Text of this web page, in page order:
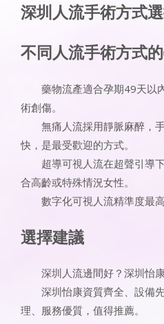
深圳人流手術方式
不同人流手術方式的
藥物流產適合孕期49天以
術創傷。
無痛人流採用靜脈麻醉，
快，是最受歡迎的方式。
超導可視人流在超聲引導
合高齡或特殊情況女性。
數字化可視人流精準度最
選擇建議
深圳人流邊間好？深圳怡
深圳怡康資質齊全、設備
理、服務優質，值得推薦。